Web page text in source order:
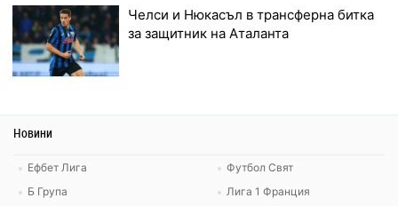
Челси и Нюкасъл в трансферна битка
за защитник на Аталанта
Новини
Ефбет Лига
Б Група
Футбол Свят
Лига 1 Франция